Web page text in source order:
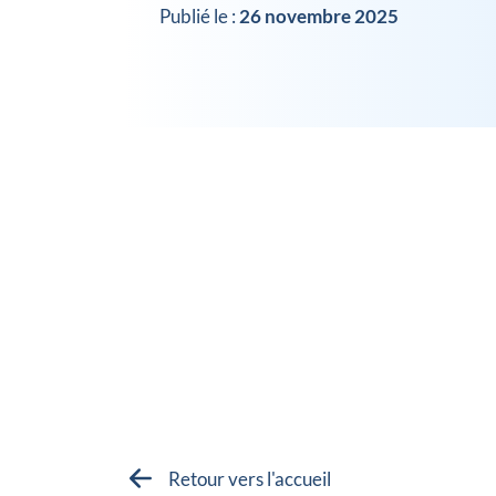
Publié le : 26 novembre 2025
Retour vers l'accueil